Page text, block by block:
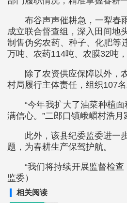
布谷声声催耕急，一犁春
成立联合督查组，深入田间地
制售伪劣农药、种子、化肥等
万吨、农药114吨、农膜32吨
除了农资供应保障以外，
村局履行主体责任，组织107
“今年我扩大了油菜种植
满信心。”二郎口镇峨嵋村浩
此外，该县纪委监委进一
题，为春耕生产保驾护航。
“我们将持续开展监督检
监委）
相关阅读